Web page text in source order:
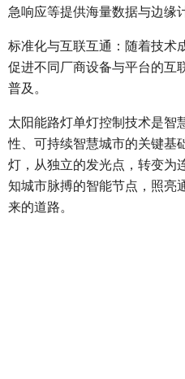
急响应等提供海量数据与边缘
标准化与互联互通：随着技术
促进不同厂商设备与平台的互
普及。
太阳能路灯单灯控制技术是智
性、可持续智慧城市的关键基
灯，从独立的发光点，转变为
知城市脉搏的智能节点，照亮
来的道路。